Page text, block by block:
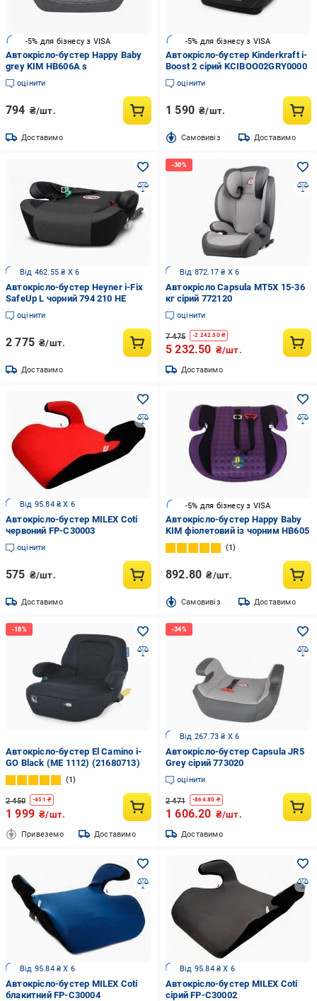
-5% для бізнесу з VISA
Автокрісло-бустер Happy Baby
grey KIM HB606A s
оцінити
794 ₴/шт.
Доставимо
-5% для бізнесу з VISA
Автокрісло-бустер Kinderkraft i-
Boost 2 сірий KCIBOO02GRY0000
оцінити
1 590 ₴/шт.
Cамовивіз Доставимо
Від 462.55 ₴ X 6
Автокрісло-бустер Heyner i-Fix
SafeUp L чорний 794 210 HE
оцінити
2 775 ₴/шт.
Доставимо
Від 872.17 ₴ X 6
Автокрісло Capsula МТ5Х 15-36
кг сірий 772120
оцінити
7 475 -2 242.50₴
5 232.50 ₴/шт.
Доставимо
Від 95.84 ₴ X 6
Автокрісло-бустер MILEX Coti
червоний FP-C30003
оцінити
575 ₴/шт.
Доставимо
-5% для бізнесу з VISA
Автокрісло-бустер Happy Baby
KIM фіолетовий із чорним HB605
1
892.80 ₴/шт.
Cамовивіз Доставимо
Автокрісло-бустер El Camino i-
GO Black (ME 1112) (21680713)
1
2 450 -451 ₴
1 999 ₴/шт.
Привеземо Доставимо
Від 267.73 ₴ X 6
Автокрісло-бустер Capsula JR5
Grey сірий 773020
оцінити
2 471 -864.80 ₴
1 606.20 ₴/шт.
Доставимо
Від 95.84 ₴ X 6
Автокрісло-бустер MILEX Coti
блакитний FP-C30004
Від 95.84 ₴ X 6
Автокрісло-бустер MILEX Coti
сірий FP-C30002